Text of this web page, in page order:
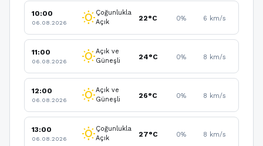
10:00
06.08.2026 wb_sunnyÇoğunlukla
Açık
22°C 0% 6 km/s
11:00
06.08.2026 wb_sunnyAçık ve
Güneşli
24°C 0% 8 km/s
12:00
06.08.2026 wb_sunnyAçık ve
Güneşli
26°C 0% 8 km/s
13:00
06.08.2026 wb_sunnyÇoğunlukla
Açık
27°C 0% 8 km/s